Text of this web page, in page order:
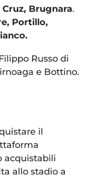
Brugnara.
Portillo,
Russo di
e Bottino.
il
acquistabili
allo stadio a